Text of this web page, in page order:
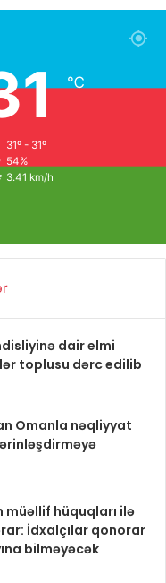
℃
31º - 31º
54%
3.41 km/h
dair elmi
toplusu dərc edilib
Omanla nəqliyyat
müəllif hüquqları ilə
İdxalçılar qonorar
bilməyəcək